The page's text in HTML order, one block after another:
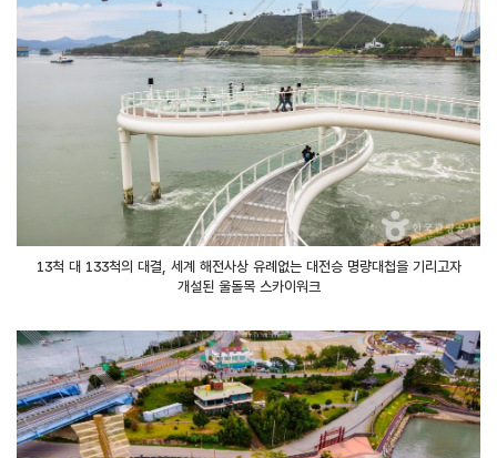
13척 대 133척의 대결, 세계 해전사상 유례없는 대전승 명량대첩을 기리고자
개설된 울돌목 스카이워크